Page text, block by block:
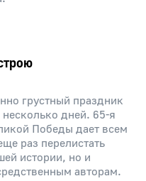
грустный праздник
дней. 65-я
Победы дает всем
раз перелистать
истории, но и
авторам.